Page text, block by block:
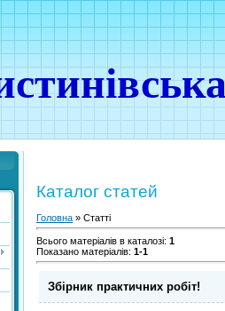
Каталог статей
Головна » Статті
Всього матеріалів в каталозі: 1
Показано матеріалів: 1-1
Збірник практичних робіт!